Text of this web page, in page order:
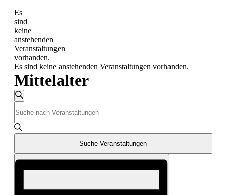
Es
sind
keine
anstehenden
Veranstaltungen
vorhanden.
Es sind keine anstehenden Veranstaltungen vorhanden.
Mittelalter
Veranstaltungen
Suche
und
Ansichten,
Navigation
Suche
Schlüsselwort
eingeben.
Suche
Veranstaltungen
Schlüsselwort.
Suche Veranstaltungen
Veranstaltung
Ansichten-